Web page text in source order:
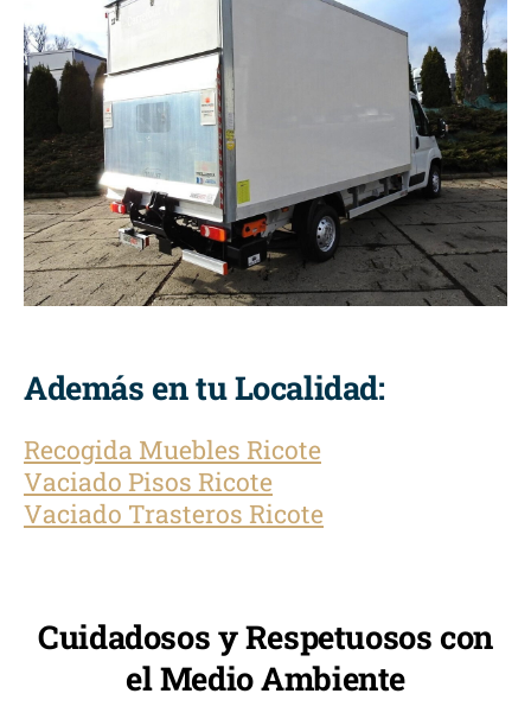
Además en tu Localidad:
Recogida Muebles Ricote
Vaciado Pisos Ricote
Vaciado Trasteros Ricote
Cuidadosos y Respetuosos con
el Medio Ambiente